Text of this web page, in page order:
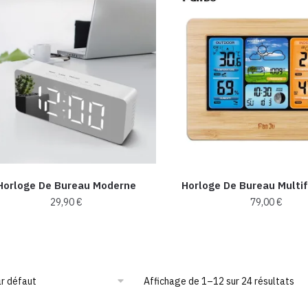
Les
options
peuvent
être
choisies
sur
du
produit
De Bureau Moderne
29,90€
Horloge De Bureau
79,00€
plusieurs
Affichage de 1–12 sur 24 résultats